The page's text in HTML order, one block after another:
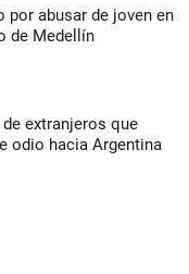
por abusar de joven en
de Medellín
extranjeros que
odio hacia Argentina